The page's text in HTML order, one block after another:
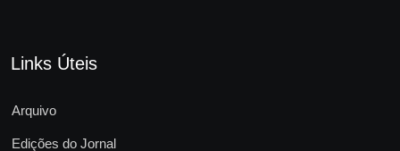
Links Úteis
Arquivo
Edições do Jornal